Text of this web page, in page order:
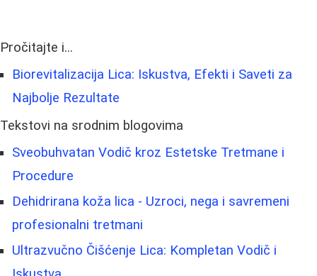
Pročitajte i...
Biorevitalizacija Lica: Iskustva, Efekti i Saveti za
Najbolje Rezultate
Tekstovi na srodnim blogovima
Sveobuhvatan Vodič kroz Estetske Tretmane i
Procedure
Dehidrirana koža lica - Uzroci, nega i savremeni
profesionalni tretmani
Ultrazvučno Čišćenje Lica: Kompletan Vodič i